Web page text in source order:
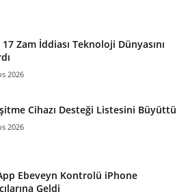
Zam İddiası Teknoloji Dünyasını
2026
Cihazı Desteği Listesini Büyüttü
2026
Ebeveyn Kontrolü iPhone
Geldi